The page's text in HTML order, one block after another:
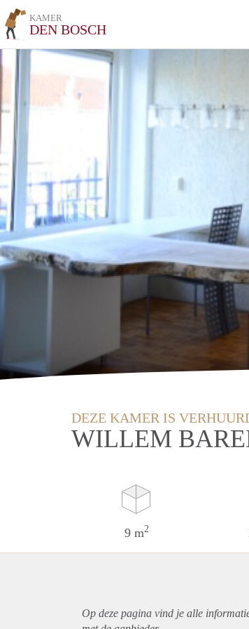
KAMER
DEN BOSCH
DEZE KAMER IS
WILLEM
9 m2
Op deze pagina vind je alle